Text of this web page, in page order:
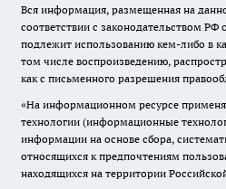
Вся информация, размещенная на
соответствии с законодательством РФ
подлежит использованию кем-либо в
том числе воспроизведению,
как с письменного разрешения
«На информационном ресурсе
технологии (информационные
информации на основе сбора,
относящихся к предпочтениям
находящихся на территории